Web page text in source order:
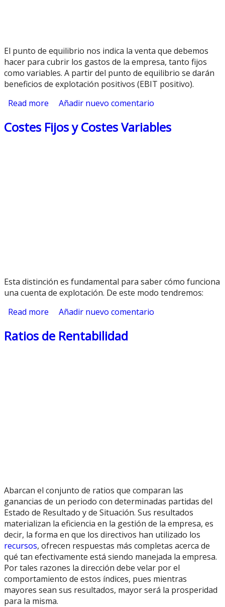
El punto de equilibrio nos indica la venta que debemos
hacer para cubrir los gastos de la empresa, tanto fijos
como variables. A partir del punto de equilibrio se darán
beneficios de explotación positivos (EBIT positivo).
Read more about El Punto de Equilibrio
Añadir nuevo comentario
Costes Fijos y Costes Variables
Esta distinción es fundamental para saber cómo funciona
una cuenta de explotación. De este modo tendremos:
Read more about Costes Fijos y Costes Variables
Añadir nuevo comentario
Ratios de Rentabilidad
Abarcan el conjunto de ratios que comparan las
ganancias de un periodo con determinadas partidas del
Estado de Resultado y de Situación. Sus resultados
materializan la eficiencia en la gestión de la empresa, es
decir, la forma en que los directivos han utilizado los
recursos, ofrecen respuestas más completas acerca de
qué tan efectivamente está siendo manejada la empresa.
Por tales razones la dirección debe velar por el
comportamiento de estos índices, pues mientras
mayores sean sus resultados, mayor será la prosperidad
para la misma.